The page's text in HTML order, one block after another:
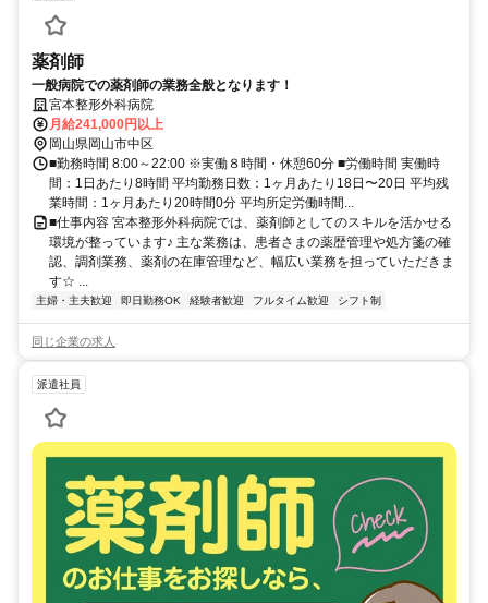
薬剤師
一般病院での薬剤師の業務全般となります！
宮本整形外科病院
月給241,000円以上
岡山県岡山市中区
■勤務時間 8:00～22:00 ※実働８時間・休憩60分 ■労働時間 実働時
間：1日あたり8時間 平均勤務日数：1ヶ月あたり18日〜20日 平均残
業時間：1ヶ月あたり20時間0分 平均所定労働時間...
■仕事内容 宮本整形外科病院では、薬剤師としてのスキルを活かせる
環境が整っています♪ 主な業務は、患者さまの薬歴管理や処方箋の確
認、調剤業務、薬剤の在庫管理など、幅広い業務を担っていただきま
す☆ ...
主婦・主夫歓迎 即日勤務OK 経験者歓迎 フルタイム歓迎 シフト制
同じ企業の求人
派遣社員